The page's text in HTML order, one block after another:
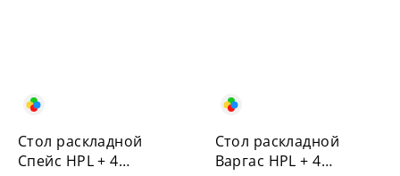
Стол раскладной
Спейс HPL + 4
Стол раскладной
Варгас HPL + 4